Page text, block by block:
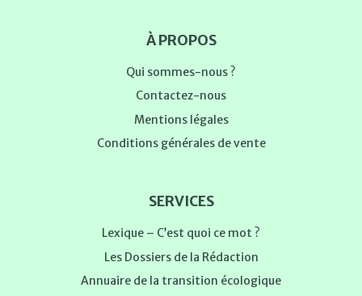
À PROPOS
Qui sommes-nous ?
Contactez-nous
Mentions légales
Conditions générales de vente
SERVICES
Lexique – C’est quoi ce mot ?
Les Dossiers de la Rédaction
Annuaire de la transition écologique